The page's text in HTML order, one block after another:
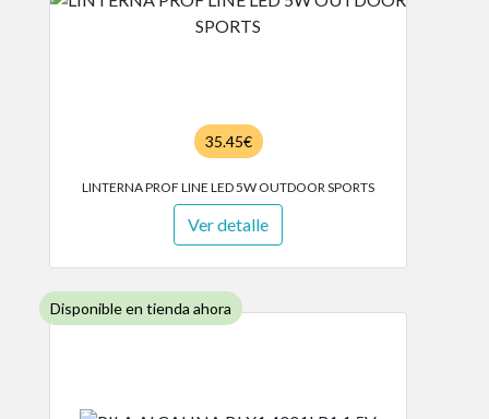
35.45€
LINTERNA PROF LINE LED 5W OUTDOOR SPORTS
Ver detalle
Disponible en tienda ahora